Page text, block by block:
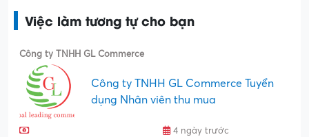
Việc làm tương tự cho bạn
Công ty TNHH GL Commerce
Công ty TNHH GL Commerce Tuyển
dụng Nhân viên thu mua
4 ngày trước